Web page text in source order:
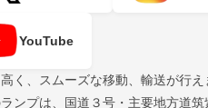
YouTube
く、スムーズな移動、輸送が行
ンプは、国道３号・主要地方道